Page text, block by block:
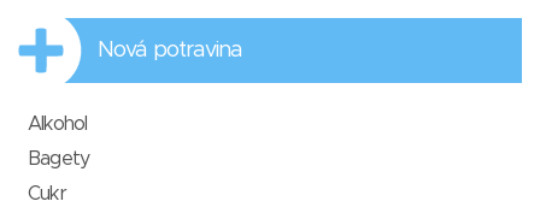
Nová potravina
Alkohol
Bagety
Cukr